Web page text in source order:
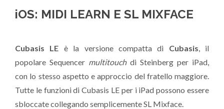
iOS: MIDI LEARN E SL MIXFACE
Cubasis LE è la versione compatta di Cubasis, il
popolare Sequencer multitouchdi Steinberg per iPad,
con lo stesso aspetto e approccio del fratello maggiore.
Tutte le funzioni di Cubasis LE per i iPad possono essere
sbloccate collegando semplicemente SL Mixface.